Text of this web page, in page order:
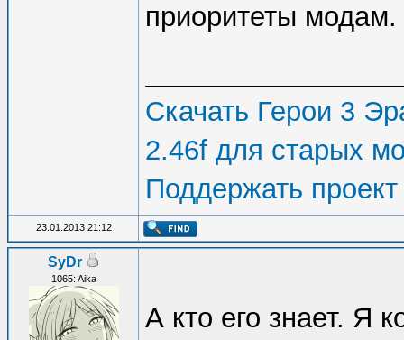
приоритеты модам.
Скачать Герои 3
2.46f для старых
Поддержать проект
23.01.2013 21:12
SyDr
1065: Aika
А кто его знает. Я